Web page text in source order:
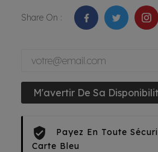
Share On :
M'avertir De Sa
Payez En Toute
Carte Bleu